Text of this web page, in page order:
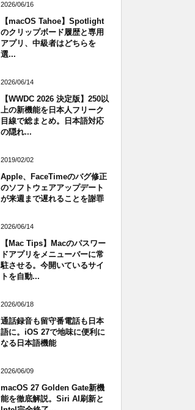
2026/06/16
【macOS Tahoe】Spotlight
のクリップボード履歴と専用
アプリ、中級者はどちらを
選...
2026/06/14
【WWDC 2026 決定版】250以
上の新機能を日本人フリーク
目線で総まとめ。日本語対応
の隠れ...
2019/02/02
Apple、FaceTimeのバグ修正
のソフトウェアアップデート
が来週まで遅れることを謝罪
2026/06/14
【Mac Tips】Macのパスワー
ドアプリをメニューバーに常
駐させる。今開いているサイ
トを自動...
2026/06/18
通話録音も留守番電話も日本
語に。iOS 27で地味に便利に
なる日本語機能
2026/06/09
macOS 27 Golden Gate新機
能を徹底解説。Siri AI刷新と